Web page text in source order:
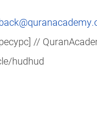
//
hudhud